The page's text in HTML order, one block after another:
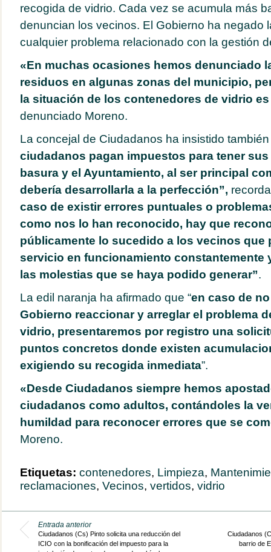
recogida de vidrio. Cada vez se acumula más
denuncian los vecinos. El Gobierno ha negado
cualquier problema relacionado con la gestión
«En muchas ocasiones hemos denunciado
residuos en algunas zonas del municipio,
la situación de los contenedores de vidrio es
denunciado Moreno.
La concejal de Ciudadanos ha insistido
ciudadanos pagan impuestos para tener
basura y el Ayuntamiento, al ser principal
debería desarrollarla a la perfección”,
caso de existir errores puntuales o
como nos lo han reconocido, hay que
públicamente lo sucedido a los vecinos que
servicio en funcionamiento constantemente
las molestias que se haya podido generar”.
La edil naranja ha afirmado que “en caso de
Gobierno reaccionar y arreglar el problema
vidrio, presentaremos por registro una
puntos concretos donde existen
exigiendo su recogida inmediata”.
«Desde Ciudadanos siempre hemos
ciudadanos como adultos, contándoles la
humildad para reconocer errores que se
Moreno.
Etiquetas: contenedores, Limpieza,
reclamaciones, Vecinos, vertidos, vidrio
Entrada anterior
Ciudadanos (Cs) Pinto solicita una reducción del
ICIO con la bonificación del impuesto para la
Ciudadanos
barrio de